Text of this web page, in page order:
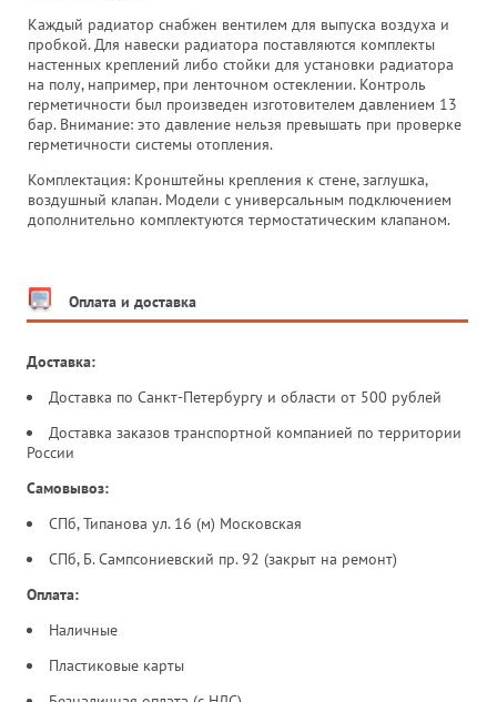
Каждый радиатор снабжен вентилем для выпуска воздуха и
пробкой. Для навески радиатора поставляются комплекты
настенных креплений либо стойки для установки радиатора
на полу, например, при ленточном остеклении. Контроль
герметичности был произведен изготовителем давлением 13
бар. Внимание: это давление нельзя превышать при проверке
герметичности системы отопления.
Комплектация: Кронштейны крепления к стене, заглушка,
воздушный клапан. Mодели с универсальным подключением
дополнительно комплектуются термостатическим клапаном.
Оплата и доставка
Доставка:
Доставка по Санкт-Петербургу и области от 500 рублей
Доставка заказов транспортной компанией по территории
России
Самовывоз:
СПб, Типанова ул. 16 (м) Московская
СПб, Б. Сампсониевский пр. 92 (закрыт на ремонт)
Оплата:
Наличные
Пластиковые карты